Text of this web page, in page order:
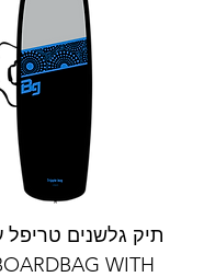
תיק גלשנים טריפל
WITH